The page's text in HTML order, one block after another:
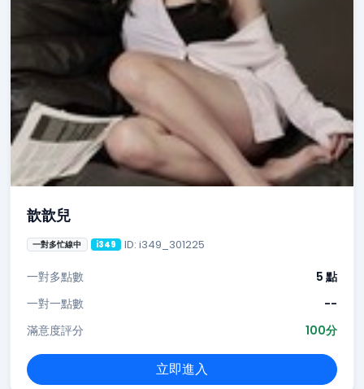
歆歆兒
一對多忙線中 i349 ID: i349_301225
一對多點數
5 點
一對一點數
--
滿意度評分
100分
立即進入